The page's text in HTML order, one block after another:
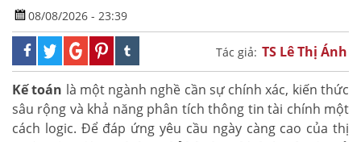
08/08/2026 - 23:39
Tác giả: TS Lê Thị Ánh
Kế toán là một ngành nghề cần sự chính xác, kiến thức
sâu rộng và khả năng phân tích thông tin tài chính một
cách logic. Để đáp ứng yêu cầu ngày càng cao của thị